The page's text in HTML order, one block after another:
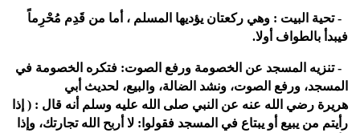
3- تحية البيت : وهي ركعتان يؤديها المسلم ، أما من قَدِم مُحْرِماً
فيبدأ بالطواف أولا.
4- تنزيه المسجد عن الخصومة ورفع الصوت: فتكره الخصومة في
المسجد، ورفع الصوت، ونشد الضالة، والبيع، لحديث أبي
هريرة رضي الله عنه عن النبي صلى الله عليه وسلم أنه قال : ( إذا
رأيتم من يبيع أو يبتاع في المسجد فقولوا: لا أربح الله تجارتك، وإذا